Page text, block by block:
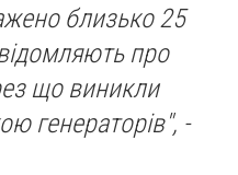
близько 25
про
що виникли
генераторів", -